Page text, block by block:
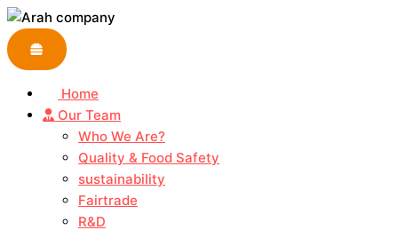
Skip
to
content
Home
Our Team
Who We Are?
Quality & Food Safety
sustainability
Fairtrade
R&D